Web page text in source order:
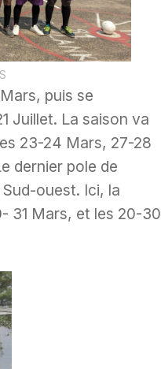
puis se
Juillet. La saison va
23-24 Mars, 27-28
dernier pole de
ouest. Ici, la
31 Mars, et les 20-30